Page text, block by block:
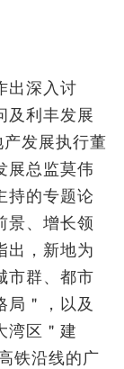
出深入讨
及利丰发展
发展执行董
展总监莫伟
持的专题论
景、增长领
出，新地为
市群、都市
局＂，以及
湾区＂建
铁沿线的广